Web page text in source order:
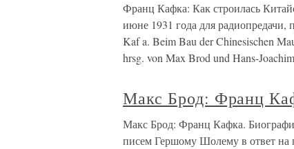
Франц Кафка: Как строилась
июне 1931 года для радиопредачи,
Kaf a. Beim Bau der Chinesischen
hrsg. von Max Brod und Hans-
Макс Брод: Франц
Макс Брод: Франц Кафка.
писем Гершому Шолему в ответ на